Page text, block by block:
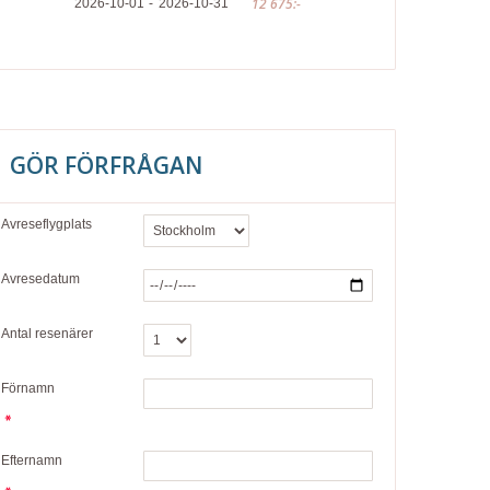
2026-10-01 2026-10-31
GÖR FÖRFRÅGAN
Avreseflygplats
Avresedatum
Antal resenärer
Förnamn
Efternamn